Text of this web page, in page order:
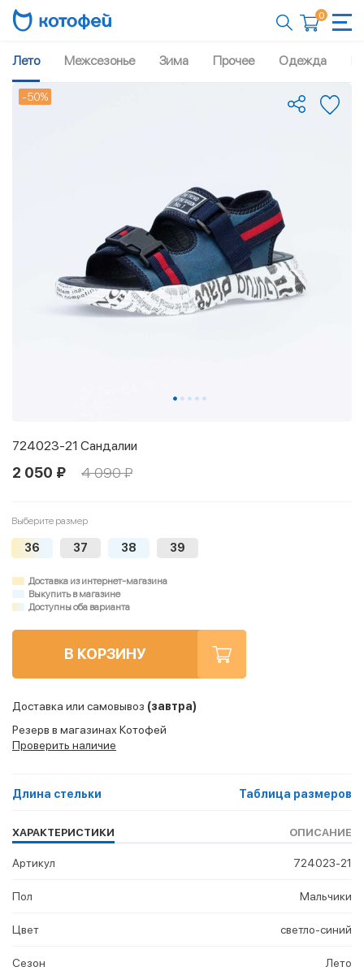
0
Лето Межсезонье Зима Прочее Одежда
-50%
724023-21 Сандалии
2 050 ₽ 4 090 ₽
Выберите размер
36 37 38 39
Доставка из интернет-магазина
Выкупить в магазине
Доступны оба варианта
В КОРЗИНУ
Доставка или самовывоз (завтра)
Резерв в магазинах Котофей
Проверить наличие
Длина стельки Таблица размеров
ХАРАКТЕРИСТИКИ ОПИСАНИЕ
Артикул 724023-21
Пол Мальчики
Цвет светло-синий
Сезон Лето